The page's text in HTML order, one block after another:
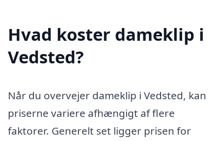
Hvad koster dameklip i
Vedsted?
Når du overvejer dameklip i Vedsted, kan
priserne variere afhængigt af flere
faktorer. Generelt set ligger prisen for